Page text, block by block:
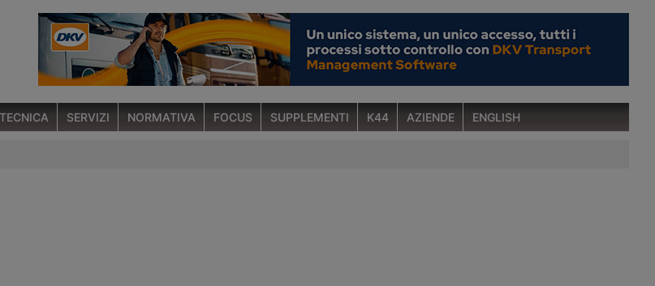
TECNICA SERVIZI NORMATIVA FOCUS SUPPLEMENTI K44 AZIENDE ENGLISH